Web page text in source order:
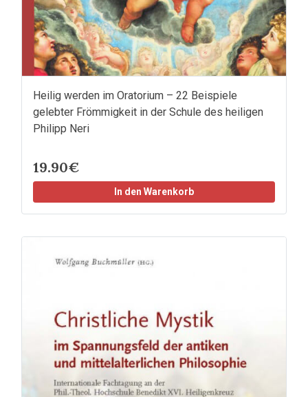
Heilig werden im Oratorium – 22 Beispiele
gelebter Frömmigkeit in der Schule des heiligen
Philipp Neri
19.90€
In den Warenkorb